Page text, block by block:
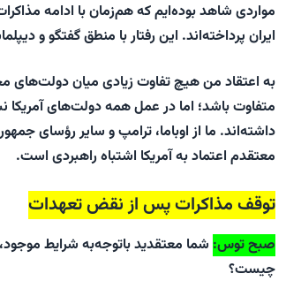
مواردی شاهد بوده‌ایم که هم‌زمان با ادامه
ایران پرداخته‌اند. این رفتار با منطق گفتگو و
به اعتقاد من هیچ تفاوت زیادی میان دولت‌های
متفاوت باشد؛ اما در عمل همه دولت‌های
داشته‌اند. ما از اوباما، ترامپ و سایر رؤسای
معتقدم اعتماد به آمریکا اشتباه راهبردی است.
توقف مذاکرات پس از نقض تعهدات
صبح توس: شما معتقدید باتوجه‌به شرایط
چیست؟